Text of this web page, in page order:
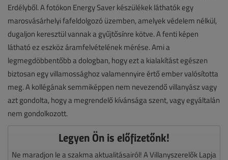
Erdélyből. A fotókon Energy Saver készülékek láthatók egy
marosvásárhelyi fafeldolgozó üzemben, amelyek védelem nélkül,
dugaljon keresztül vannak a gyűjtősínre kötve. A fenti képen
látható ez eszköz áramfelvételének mérése. Ami a
legmegdöbbentőbb a dologban, hogy ezt a kialakítást egészen
biztosan egy villamossághoz valamennyire értő ember valósította
meg. A kollégának semmiképpen nem nevezendő villanyász vagy
azt gondolta, hogy a megrendelő kívánsága szent, vagy egyáltalán
nem gondolkozott.
Legyen Ön is előfizetőnk!
Ne maradjon le a szakma aktualitásairól! A Villanyszerelők Lapja